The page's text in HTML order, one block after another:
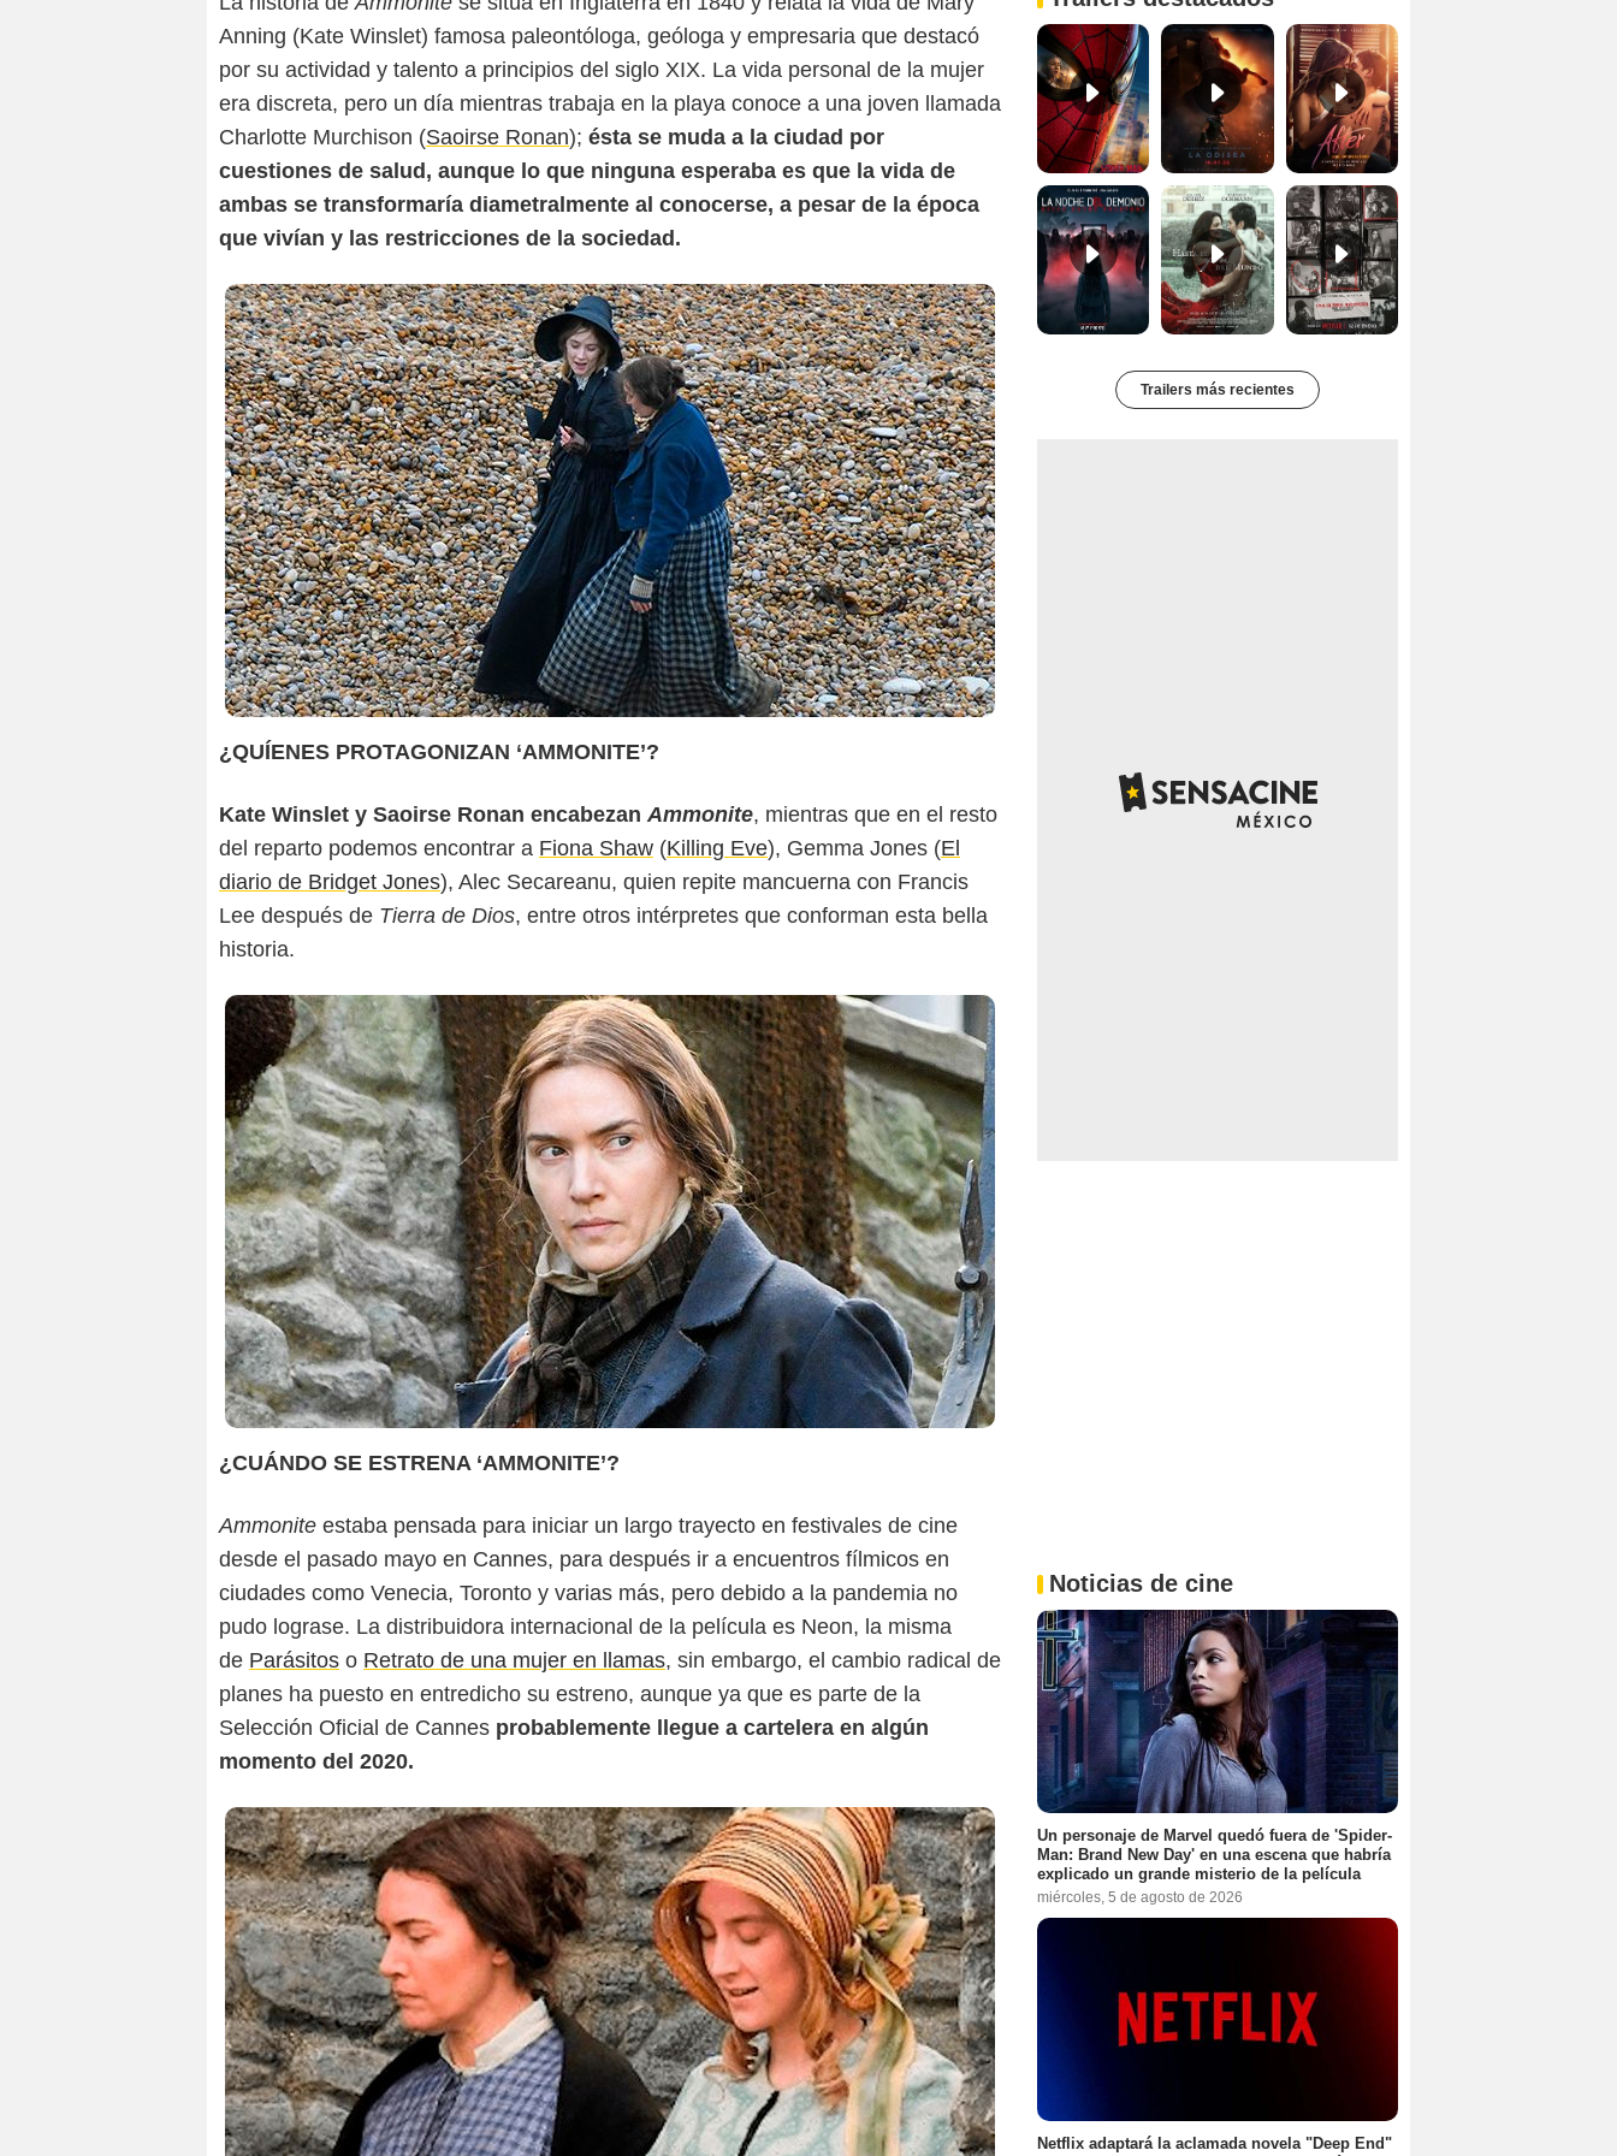
Anning (Kate Winslet) famosa paleontóloga, geóloga y empresaria que destacó
por su actividad y talento a principios del siglo XIX. La vida personal de la mujer
era discreta, pero un día mientras trabaja en la playa conoce a una joven llamada
Charlotte Murchison (Saoirse Ronan); ésta se muda a la ciudad por
cuestiones de salud, aunque lo que ninguna esperaba es que la vida de
ambas se transformaría diametralmente al conocerse, a pesar de la época
que vivían y las restricciones de la sociedad.
¿QUÍENES PROTAGONIZAN ‘AMMONITE’?
Kate Winslet y Saoirse Ronan encabezanAmmonite, mientras que en el resto
del reparto podemos encontrar a Fiona Shaw (Killing Eve), Gemma Jones (El
diario de Bridget Jones), Alec Secareanu, quien repite mancuerna con Francis
Lee después de Tierra de Dios, entre otros intérpretes que conforman esta bella
historia.
¿CUÁNDO SE ESTRENA ‘AMMONITE’?
Ammonite estaba pensada para iniciar un largo trayecto en festivales de cine
desde el pasado mayo en Cannes, para después ir a encuentros fílmicos en
ciudades como Venecia, Toronto y varias más, pero debido a la pandemia no
pudo lograse. La distribuidora internacional de la película es Neon, la misma
de Parásitos o Retrato de una mujer en llamas, sin embargo, el cambio radical de
planes ha puesto en entredicho su estreno, aunque ya que es parte de la
Selección Oficial de Cannes probablemente llegue a cartelera en algún
momento del 2020.
'Spider-Man Un Nuevo Día' - Tráiler oficial subtitulado Primer tráiler oficial de 'La Odisea'
Primer Tráiler Oficial Subtitulado de 'La Noche Del Demonio: Están Entre Nosotros' Primer Tráiler Oficial Subtitulado de 'Una última aventura: Detrás de cámaras de Stranger Things 5'
Trailers más recientes
Noticias de cine
Un personaje de Marvel quedó fuera de 'Spider-
Man: Brand New Day' en una escena que habría
explicado un grande misterio de la película
miércoles, 5 de agosto de 2026
Netflix adaptará la aclamada novela "Deep End"